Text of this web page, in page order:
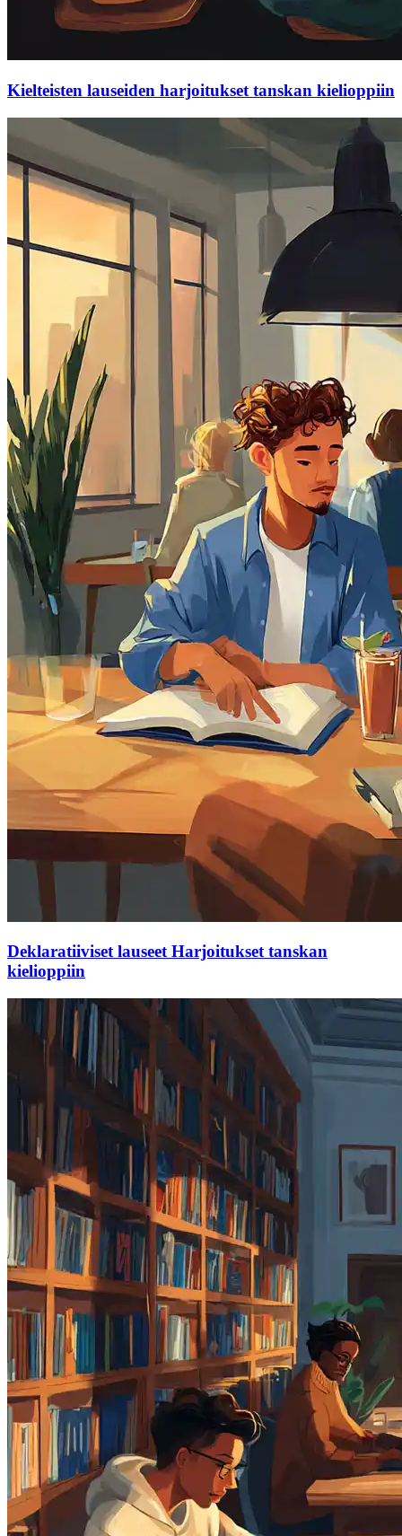
Kielteisten lauseiden harjoitukset tanskan kielioppiin
Deklaratiiviset lauseet Harjoitukset tanskan
kielioppiin